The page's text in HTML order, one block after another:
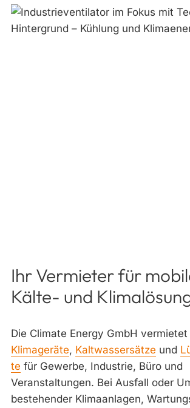
Ihr Vermieter für
Kälte- und
Die Climate Energy GmbH vermietet
Klimageräte, Kaltwassersätze und
te für Gewerbe, Industrie, Büro und
Veranstaltungen. Bei Ausfall oder
bestehender Klimaanlagen,